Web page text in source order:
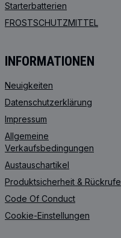
Starterbatterien
FROSTSCHUTZMITTEL
INFORMATIONEN
Neuigkeiten
Datenschutzerklärung
Impressum
Allgemeine
Verkaufsbedingungen
Austauschartikel
Produktsicherheit & Rückrufe
Code Of Conduct
Cookie-Einstellungen